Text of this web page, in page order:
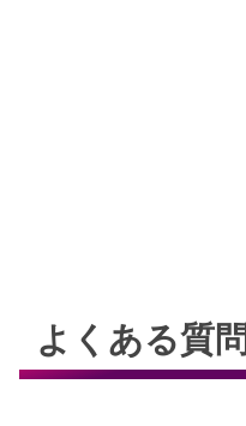
よくある質問